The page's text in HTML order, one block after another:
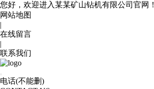
您好，欢迎进入某某矿山钻机有限公司官网！
网站地图
|
在线留言
|
联系我们
电话(不能删)